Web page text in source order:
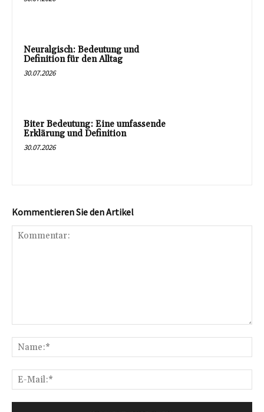
Neuralgisch: Bedeutung und
Definition für den Alltag
30.07.2026
Biter Bedeutung: Eine umfassende
Erklärung und Definition
30.07.2026
Kommentieren Sie den Artikel